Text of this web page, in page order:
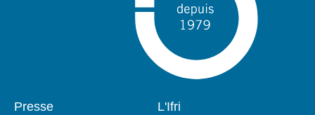
Pied
Presse
Navigation
L'Ifri